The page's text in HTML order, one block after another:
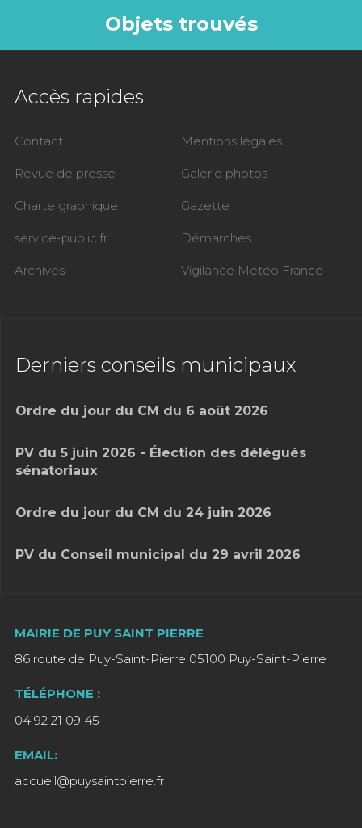
Objets trouvés
Accès rapides
Contact Mentions légales
Revue de presse Galerie photos
Charte graphique Gazette
service-public.fr Démarches
Archives Vigilance Météo France
Derniers conseils municipaux
Ordre du jour du CM du 6 août 2026
PV du 5 juin 2026 - Élection des délégués
sénatoriaux
Ordre du jour du CM du 24 juin 2026
PV du Conseil municipal du 29 avril 2026
MAIRIE DE PUY SAINT PIERRE
86 route de Puy-Saint-Pierre 05100 Puy-Saint-Pierre
TÉLÉPHONE :
04 92 21 09 45
EMAIL:
accueil@puysaintpierre.fr